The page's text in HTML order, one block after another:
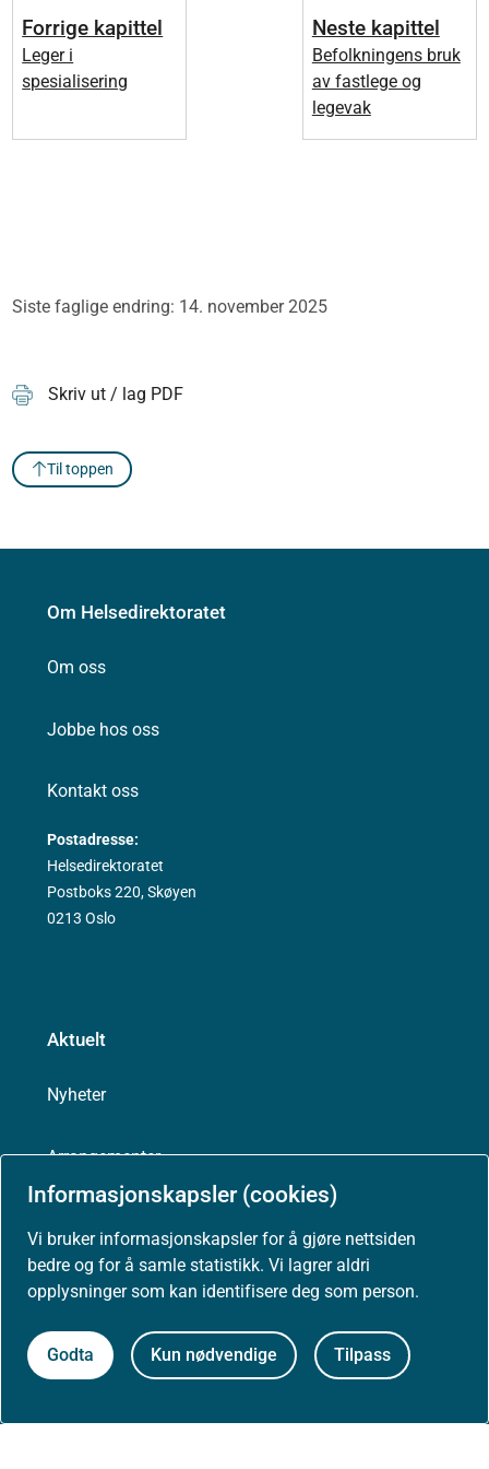
Informasjonskapsler (cookies)
Vi bruker informasjonskapsler for å gjøre nettsiden
bedre og for å samle statistikk. Vi lagrer aldri
opplysninger som kan identifisere deg som person.
Godta Kun nødvendige Tilpass
Forrige kapittel
Leger i
spesialisering
Neste kapittel
Befolkningens bruk
av fastlege og
legevak
Siste faglige endring: 14. november 2025
Skriv ut / lag PDF
Til toppen
Om Helsedirektoratet
Om oss
Jobbe hos oss
Kontakt oss
Postadresse:
Helsedirektoratet
Postboks 220, Skøyen
0213 Oslo
Aktuelt
Nyheter
Arrangementer
Presse